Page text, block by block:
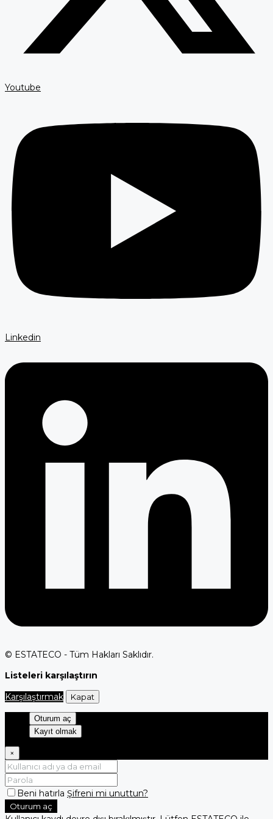
Youtube
Linkedin
© ESTATECO - Tüm Hakları Saklıdır.
Listeleri karşılaştırın
Karşılaştırmak
Kapat
Oturum aç
Kayıt olmak
×
Beni hatırla Şifreni mi unuttun?
Oturum aç